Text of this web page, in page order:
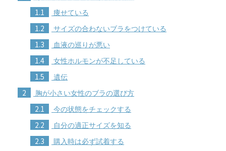
1.1 痩せている
1.2 サイズの合わないブラをつけている
1.3 血液の巡りが悪い
1.4 女性ホルモンが不足している
1.5 遺伝
2 胸が小さい女性のブラの選び方
2.1 今の状態をチェックする
2.2 自分の適正サイズを知る
2.3 購入時は必ず試着する